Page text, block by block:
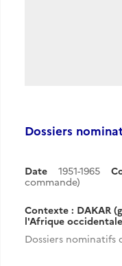
Dossiers
Date 1951-1965
commande)
Contexte : DAKAR
l'Afrique
Dossiers nominatifs